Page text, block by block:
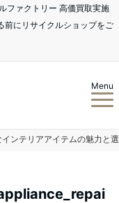
ファクトリー 高価買取実施
前にリサイクルショップをご
Menu
ンテリアアイテムの魅力と